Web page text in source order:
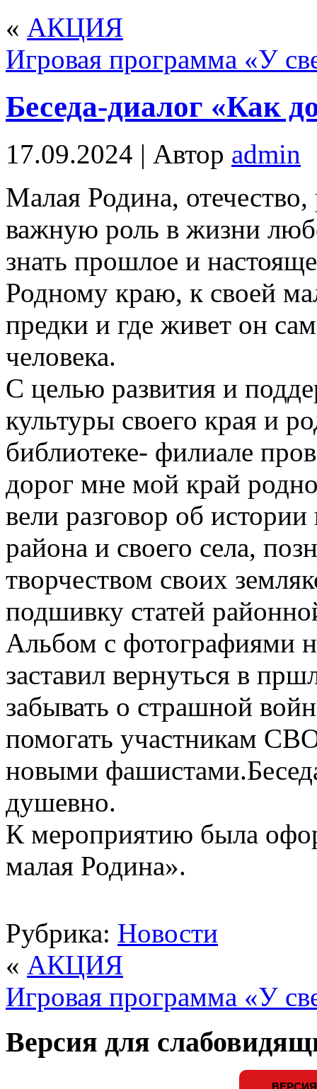
« АКЦИЯ
Игровая программа «У
Беседа-диалог «Как
17.09.2024 | Автор admin
Малая Родина,
важную роль в жизни
знать прошлое и
Родному краю, к своей
предки и где живет он
человека.
С целью развития и
культуры своего края и
библиотеке- филиале
дорог мне мой край
вели разговор об
района и своего села,
творчеством своих
подшивку статей
Альбом с фотографиями
заставил вернуться в
забывать о страшной
помогать участникам
новыми
душевно.
К мероприятию была
малая Родина».
Рубрика: Новости
« АКЦИЯ
Игровая программа «У
Версия для